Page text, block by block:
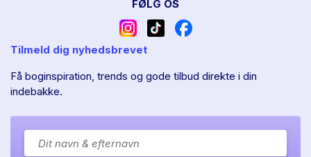
FØLG OS
Tilmeld dig nyhedsbrevet
Få boginspiration, trends og gode tilbud direkte i din
indebakke.